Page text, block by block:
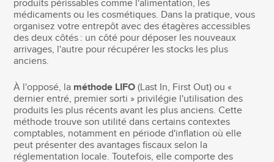
produits périssables comme l'alimentation, les
médicaments ou les cosmétiques. Dans la pratique, vous
organisez votre entrepôt avec des étagères accessibles
des deux côtés : un côté pour déposer les nouveaux
arrivages, l'autre pour récupérer les stocks les plus
anciens.
À l'opposé, la méthode LIFO (Last In, First Out) ou «
dernier entré, premier sorti » privilégie l'utilisation des
produits les plus récents avant les plus anciens. Cette
méthode trouve son utilité dans certains contextes
comptables, notamment en période d'inflation où elle
peut présenter des avantages fiscaux selon la
réglementation locale. Toutefois, elle comporte des